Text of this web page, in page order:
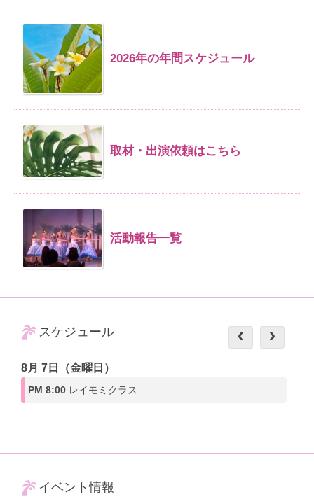
2026年の年間スケジュール
取材・出演依頼はこちら
活動報告一覧
スケジュール
8月 7日（金曜日）
PM 8:00 レイモミクラス
イベント情報